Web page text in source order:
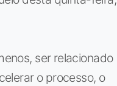
ser relacionado
o processo, o